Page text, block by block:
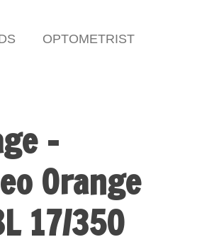
OPTOMETRIST
-
Orange
17/350